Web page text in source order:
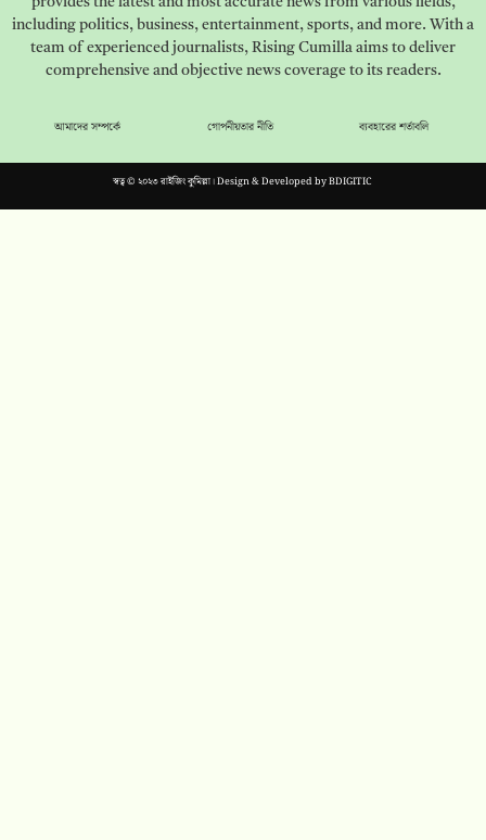
including politics, business, entertainment, sports, and more. With a
team of experienced journalists, Rising Cumilla aims to deliver
comprehensive and objective news coverage to its readers.
আমাদের সম্পর্কে গোপনীয়তার নীতি ব্যবহারের শর্তাবলি
স্বত্ব © ২০২৩ রাইজিং কুমিল্লা। Design & Developed byBDIGITIC